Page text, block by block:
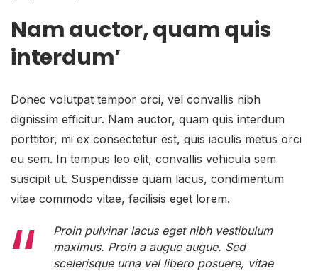
Nam auctor, quam quis
interdum’
Donec volutpat tempor orci, vel convallis nibh
dignissim efficitur. Nam auctor, quam quis interdum
porttitor, mi ex consectetur est, quis iaculis metus orci
eu sem. In tempus leo elit, convallis vehicula sem
suscipit ut. Suspendisse quam lacus, condimentum
vitae commodo vitae, facilisis eget lorem.
Proin pulvinar lacus eget nibh vestibulum
maximus. Proin a augue augue. Sed
scelerisque urna vel libero posuere, vitae